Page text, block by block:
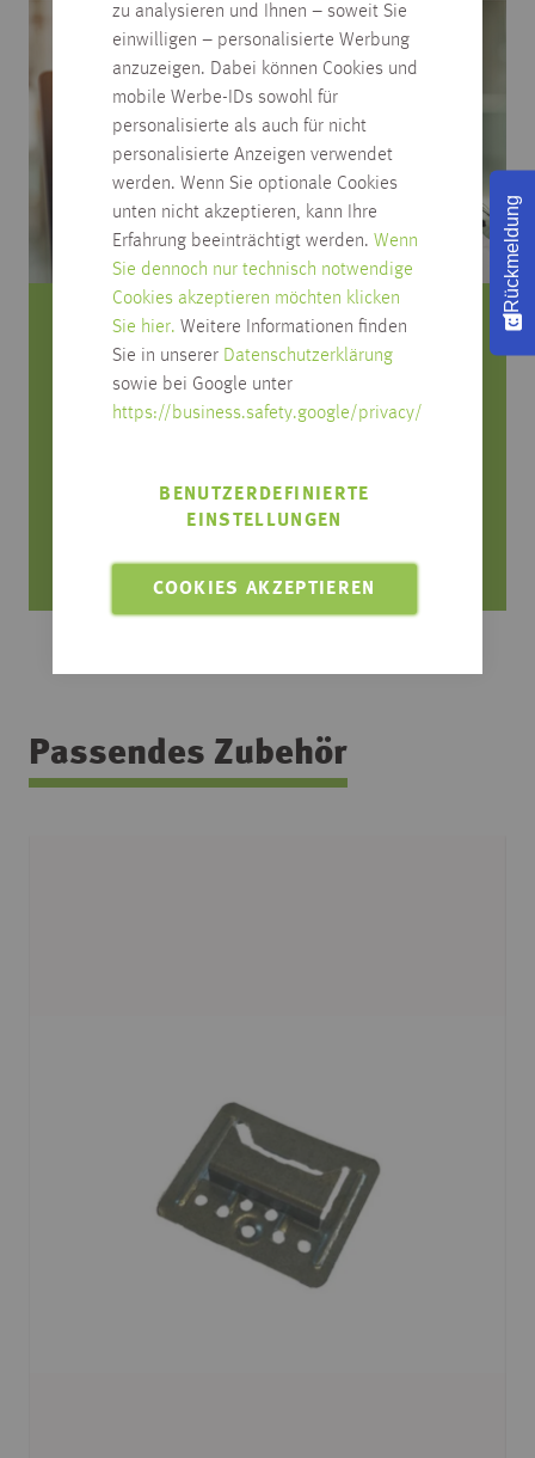
zu analysieren und Ihnen – soweit Sie
einwilligen – personalisierte Werbung
anzuzeigen. Dabei können Cookies und
mobile Werbe-IDs sowohl für
personalisierte als auch für nicht
personalisierte Anzeigen verwendet
werden. Wenn Sie optionale Cookies
unten nicht akzeptieren, kann Ihre
Erfahrung beeinträchtigt werden. Wenn
Sie dennoch nur technisch notwendige
Cookies akzeptieren möchten klicken
Sie hier. Weitere Informationen finden
Sie in unserer Datenschutzerklärung
sowie bei Google unter
https://business.safety.google/privacy/
COOKIES AKZEPTIEREN
BENUTZERDEFINIERTE
EINSTELLUNGEN
Sie haben Fragen zum Produkt?
Rufen Sie uns an, wir beraten Sie gerne!
Mo. bis Fr. von 8 Uhr bis 18 Uhr
Samstag von 08:30 bis 12:30 Uhr
Passendes Zubehör
Rückmeldung